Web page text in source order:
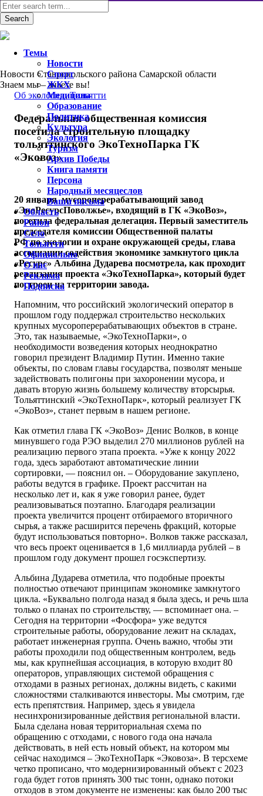
Новости Ставропольского района Самарской области
Знаем мы – знаете вы!
Об экологии,Тольятти
Федеральная общественная комиссия
посетила строительную площадку
тольяттинского ЭкоТехноПарка ГК
«Эковоз»
20 января мусороперерабатывающий завод
«ЭкоРесурсПоволжье», входящий в ГК «ЭкоВоз»,
посетила федеральная делегация. Первый заместитель
председателя комиссии Общественной палаты
РФ по экологии и охране окружающей среды, глава
ассоциации содействия экономике замкнутого цикла
«Ресурс» Альбина Дударева посмотрела, как проходит
реализация проекта «ЭкоТехноПарка», который будет
построен на территории завода.
Напомним, что российский экологический оператор в
прошлом году поддержал строительство нескольких
крупных мусороперерабатывающих объектов в стране.
Это, так называемые, «ЭкоТехноПарки», о
необходимости возведения которых неоднократно
говорил президент Владимир Путин. Именно такие
объекты, по словам главы государства, позволят меньше
задействовать полигоны при захоронении мусора, и
давать вторую жизнь большему количеству вторсырья.
Тольяттинский «ЭкоТехноПарк», который реализует ГК
«ЭкоВоз», станет первым в нашем регионе.
Как отметил глава ГК «ЭкоВоз» Денис Волков, в конце
минувшего года РЭО выделил 270 миллионов рублей на
реализацию первого этапа проекта. «Уже к концу 2022
года, здесь заработают автоматические линии
сортировки, — пояснил он. – Оборудование закуплено,
работы ведутся в графике. Проект рассчитан на
несколько лет и, как я уже говорил ранее, будет
реализовываться поэтапно. Благодаря реализации
проекта увеличится процент отбираемого вторичного
сырья, а также расширится перечень фракций, которые
будут использоваться повторно». Волков также рассказал,
что весь проект оценивается в 1,6 миллиарда рублей – в
прошлом году документ прошел госэкспертизу.
Альбина Дударева отметила, что подобные проекты
полностью отвечают принципам экономике замкнутого
цикла. «Буквально полгода назад я была здесь, и речь шла
только о планах по строительству, — вспоминает она. –
Сегодня на территории «Фосфора» уже ведутся
строительные работы, оборудование лежит на складах,
работает инженерная группа. Очень важно, чтобы эти
работы проходили под общественным контролем, ведь
мы, как крупнейшая ассоциация, в которую входит 80
операторов, управляющих системой обращения с
отходами в разных регионах, должны видеть, с какими
сложностями сталкиваются инвесторы. Мы смотрим, где
есть препятствия. Например, здесь я увидела
несинхронизированные действия региональной власти.
Была сделана новая территориальная схема по
обращению с отходами, с нового года она начала
действовать, в ней есть новый объект, на котором мы
сейчас находимся – ЭкоТехноПарк «Эковоза». В терсхеме
четко прописано, что модернизированный объект с 2023
года будет готов принять 300 тыс тонн, однако потоки
отходов в этом документе не изменены: как было 200 тыс
Темы
Новости
Спорт
ЖКХ
Медицина
Образование
Политика
Культура
Экология
Туризм
Архив Победы
Книга памяти
Персона
Народный месяцеслов
Ваши письма
Область
Район
Село
Тольятти
Официально
О нас
Реклама
Подписка